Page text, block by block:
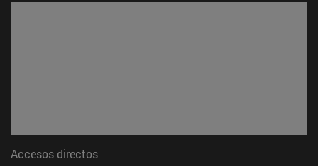
Accesos directos